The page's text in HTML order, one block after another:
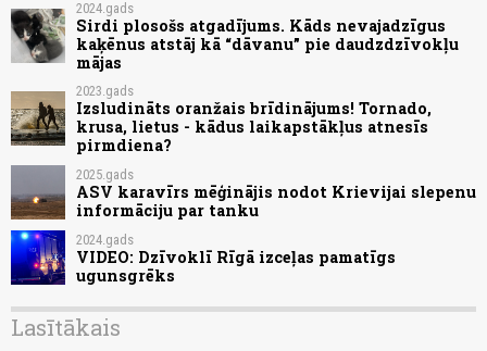
2024.gads
Sirdi plosošs atgadījums. Kāds nevajadzīgus
kaķēnus atstāj kā “dāvanu” pie daudzdzīvokļu
mājas
2023.gads
Izsludināts oranžais brīdinājums! Tornado,
krusa, lietus - kādus laikapstākļus atnesīs
pirmdiena?
2025.gads
ASV karavīrs mēģinājis nodot Krievijai slepenu
informāciju par tanku
2024.gads
VIDEO: Dzīvoklī Rīgā izceļas pamatīgs
ugunsgrēks
Lasītākais